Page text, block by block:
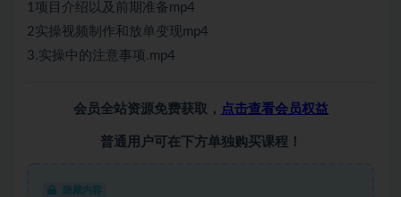
1项目介绍以及前期准备mp4
2实操视频制作和放单变现mp4
3.实操中的注意事项.mp4
会员全站资源免费获取， 点击查看会员权益
普通用户可在下方单独购买课程！
隐藏内容